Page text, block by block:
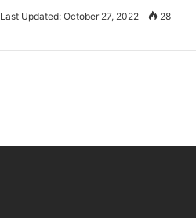
Last Updated: October 27, 2022 28